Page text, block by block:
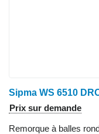
Sipma WS 6510
Prix sur demande
Remorque à balles